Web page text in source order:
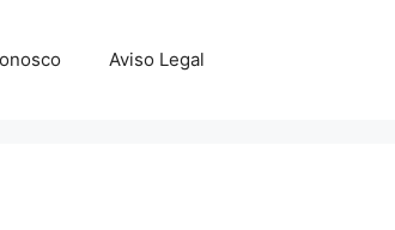
Aviso Legal